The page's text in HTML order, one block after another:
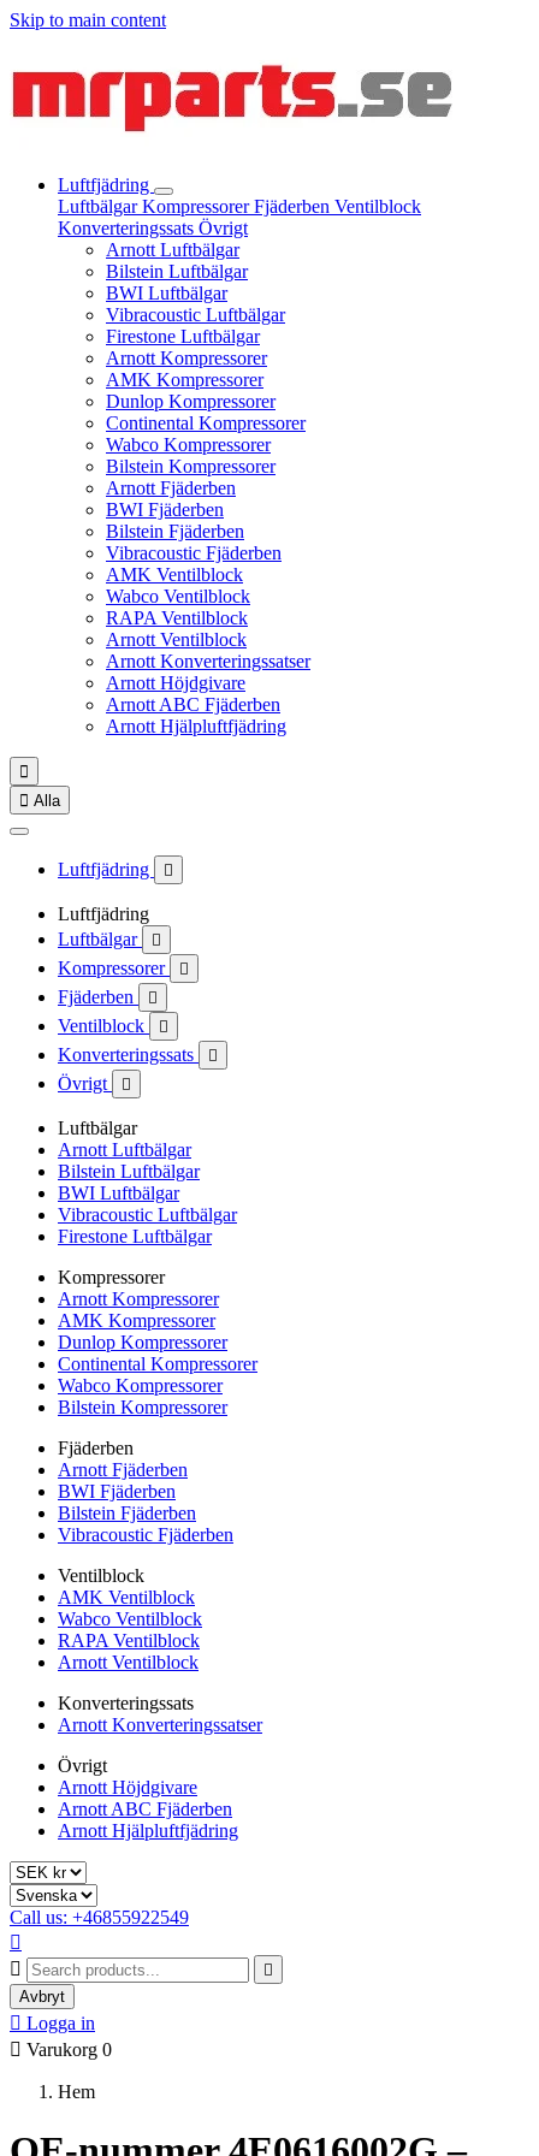
Skip to main content
Luftfjädring
LuftbälgarKompressorerFjäderben Ventilblock
Konverteringssats Övrigt
Arnott Luftbälgar
Bilstein Luftbälgar
BWI Luftbälgar
Vibracoustic Luftbälgar
Firestone Luftbälgar
Arnott Kompressorer
AMK Kompressorer
Dunlop Kompressorer
Continental Kompressorer
Wabco Kompressorer
Bilstein Kompressorer
Arnott Fjäderben
BWI Fjäderben
Bilstein Fjäderben
Vibracoustic Fjäderben
AMK Ventilblock
Wabco Ventilblock
RAPA Ventilblock
Arnott Ventilblock
Arnott Konverteringssatser
Arnott Höjdgivare
Arnott ABC Fjäderben
Arnott Hjälpluftfjädring

 Alla
Luftfjädring 
Luftfjädring
Luftbälgar

Kompressorer 
Fjäderben 
Ventilblock 
Konverteringssats 
Övrigt 
Luftbälgar
Arnott Luftbälgar
Bilstein Luftbälgar
BWI Luftbälgar
Vibracoustic Luftbälgar
Firestone Luftbälgar
Kompressorer
Arnott Kompressorer
AMK Kompressorer
Dunlop Kompressorer
Continental Kompressorer
Wabco Kompressorer
Bilstein Kompressorer
Fjäderben
Arnott Fjäderben
BWI Fjäderben
Bilstein Fjäderben
Vibracoustic Fjäderben
Ventilblock
AMK Ventilblock
Wabco Ventilblock
RAPA Ventilblock
Arnott Ventilblock
Konverteringssats
Arnott Konverteringssatser
Övrigt
Arnott Höjdgivare
Arnott ABC Fjäderben
Arnott Hjälpluftfjädring
Call us: +46855922549



Avbryt
 Logga in
 Varukorg 0
Hem